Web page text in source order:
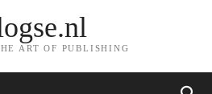
ART OF PUBLISHING